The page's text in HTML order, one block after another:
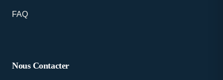
FAQ
Nous Contacter